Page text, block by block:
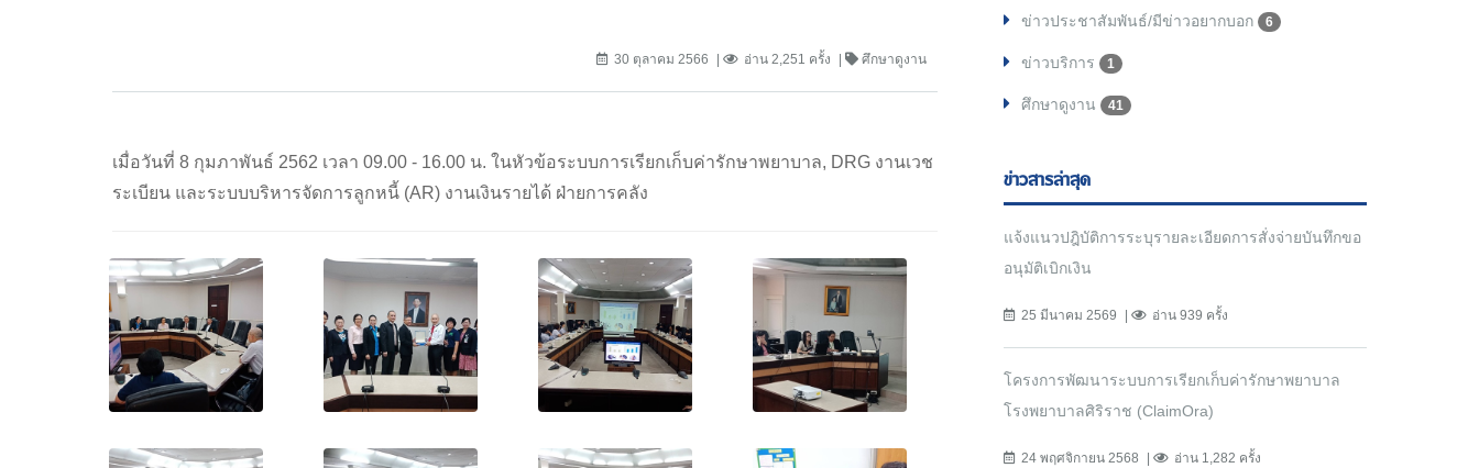
30 ตุลาคม 2566 อ่าน 2,251 ครั้ง ศึกษาดูงาน
เมื่อวันที่ 8 กุมภาพันธ์ 2562 เวลา 09.00 - 16.00 น. ในหัวข้อระบบการเรียกเก็บค่ารักษาพยาบาล, DRG งานเวช
ระเบียน และระบบบริหารจัดการลูกหนี้ (AR) งานเงินรายได้ ฝ่ายการคลัง
ข่าวประชาสัมพันธ์/มีข่าวอยากบอก 6
ข่าวบริการ 1
ศึกษาดูงาน 41
ข่าวสารล่าสุด
แจ้งแนวปฎิบัติการระบุรายละเอียดการสั่งจ่ายบันทึกขอ
อนุมัติเบิกเงิน
25 มีนาคม 2569 อ่าน 939 ครั้ง
โครงการพัฒนาระบบการเรียกเก็บค่ารักษาพยาบาล
โรงพยาบาลศิริราช (ClaimOra)
24 พฤศจิกายน 2568 อ่าน 1,282 ครั้ง